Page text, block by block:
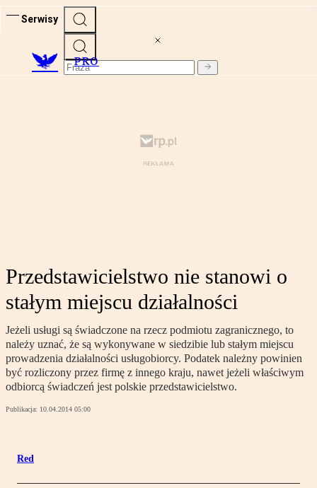
Serwisy
PRO
Przedstawicielstwo nie stanowi o
stałym miejscu działalności
Jeżeli usługi są świadczone na rzecz podmiotu zagranicznego, to
należy uznać, że są wykonywane w siedzibie lub stałym miejscu
prowadzenia działalności usługobiorcy. Podatek należny powinien
być rozliczony przez firmę z innego kraju, nawet jeżeli właściwym
odbiorcą świadczeń jest polskie przedstawicielstwo.
Publikacja: 10.04.2014 05:00
Red